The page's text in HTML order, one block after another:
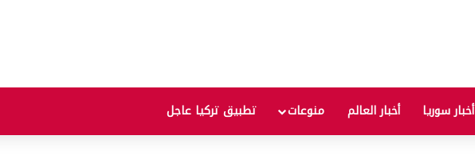
أخبار سوريا أخبار العالم منوعات تطبيق تركيا عاجل